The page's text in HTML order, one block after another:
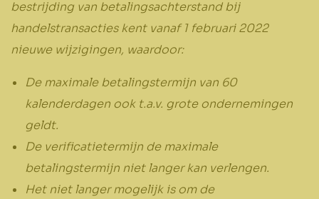
bestrijding van betalingsachterstand bij
handelstransacties kent vanaf 1 februari 2022
nieuwe wijzigingen, waardoor:
De maximale betalingstermijn van 60
kalenderdagen ook t.a.v. grote ondernemingen
geldt.
De verificatietermijn de maximale
betalingstermijn niet langer kan verlengen.
Het niet langer mogelijk is om de